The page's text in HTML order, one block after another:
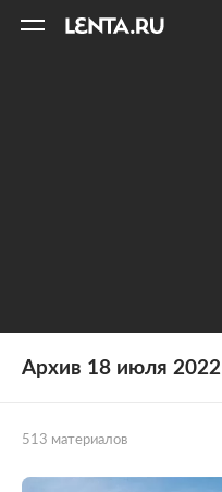
Архив 18 июля 2022
513 материалов